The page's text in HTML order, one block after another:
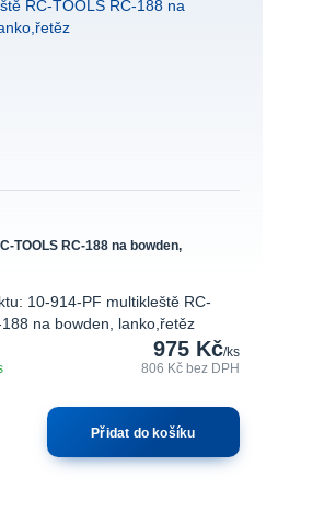
TOOLS RC-188 na bowden,
10-914-PF multikleště RC-
na bowden, lanko,řetěz
975 Kč/ks
806 Kčbez DPH
Přidat do košíku